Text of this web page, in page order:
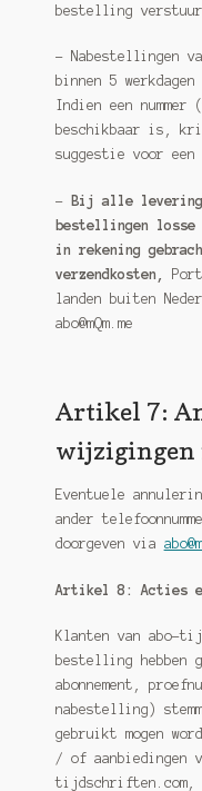
bestelling
– Nabestellingen
binnen 5
Indien een
beschikbaar is,
suggestie voor
–
Bij alle
bestellingen losse
in rekening
verzendkosten,
landen buiten
abo@mQm.me
Artikel 7:
wijzigingen
Eventuele
ander
doorgeven via
Artikel 8: Acties
Klanten van abo-
bestelling hebben
abonnement,
nabestelling)
gebruikt mogen
/ of aanbiedingen
tijdschriften.com,